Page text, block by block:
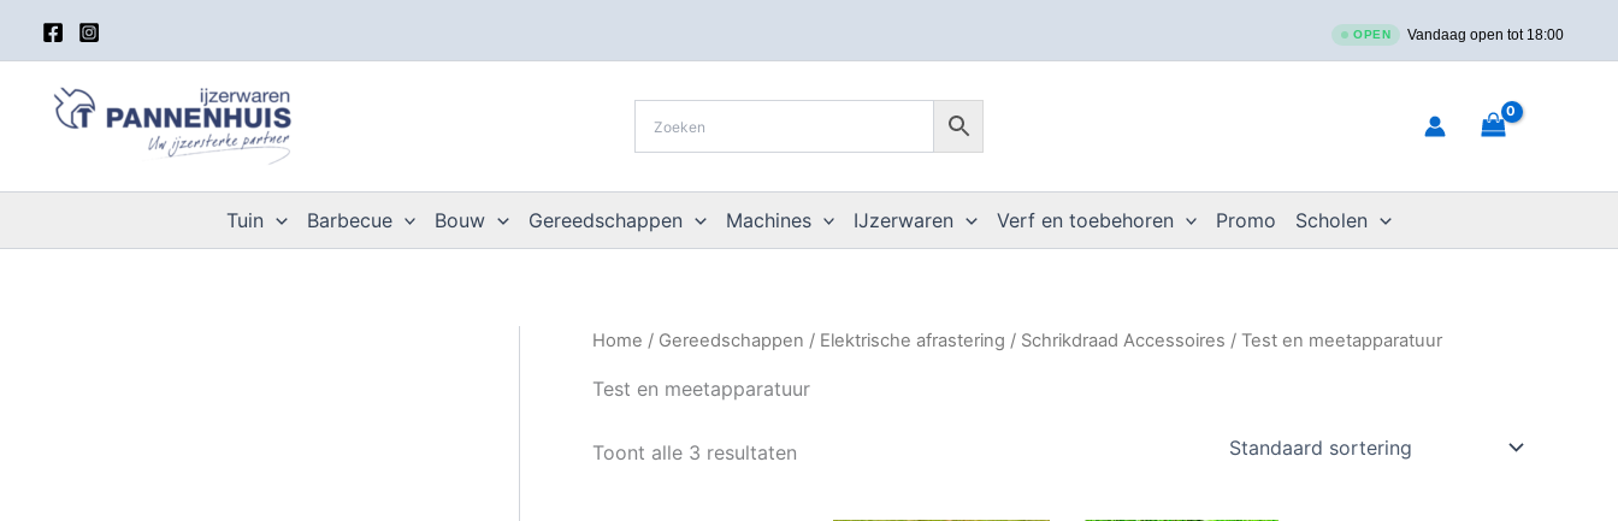
inhoud
OPEN Vandaag open tot 18:00
Tuin Barbecue Bouw Gereedschappen Machines IJzerwaren Verf en toebehoren Promo Scholen
Home / Gereedschappen / Elektrische afrastering / Schrikdraad Accessoires / Test en meetapparatuur
Test en meetapparatuur
Toont alle 3 resultaten